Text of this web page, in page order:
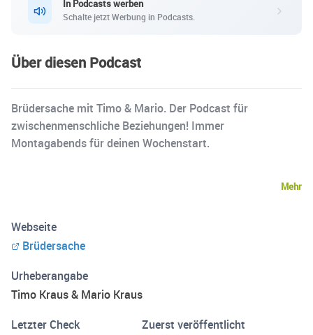
In Podcasts werben
Schalte jetzt Werbung in Podcasts.
Über diesen Podcast
Brüdersache mit Timo & Mario. Der Podcast für
zwischenmenschliche Beziehungen! Immer
Montagabends für deinen Wochenstart.
Mehr
Webseite
Brüdersache
Urheberangabe
Timo Kraus & Mario Kraus
Letzter Check
Zuerst veröffentlicht